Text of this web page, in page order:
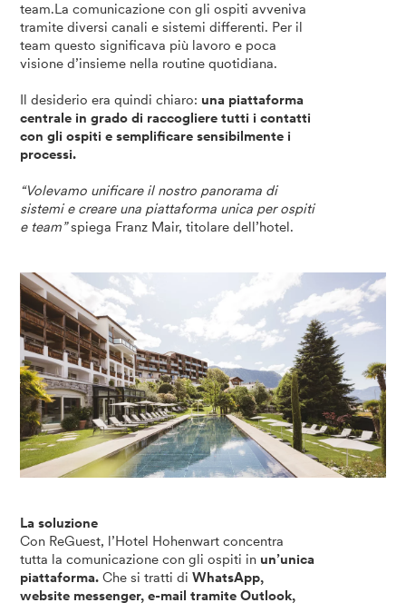
team.La comunicazione con gli ospiti avveniva
tramite diversi canali e sistemi differenti. Per il
team questo significava più lavoro e poca
visione d’insieme nella routine quotidiana.
Il desiderio era quindi chiaro: una piattaforma
centrale in grado di raccogliere tutti i contatti
con gli ospiti e semplificare sensibilmente i
processi.
“Volevamo unificare il nostro panorama di
sistemi e creare una piattaforma unica per ospiti
e team”spiega Franz Mair, titolare dell’hotel.
La soluzione
Con ReGuest, l’Hotel Hohenwart concentra
tutta la comunicazione con gli ospiti in un’unica
piattaforma. Che si tratti diWhatsApp,
website messenger, e-mail tramite Outlook,